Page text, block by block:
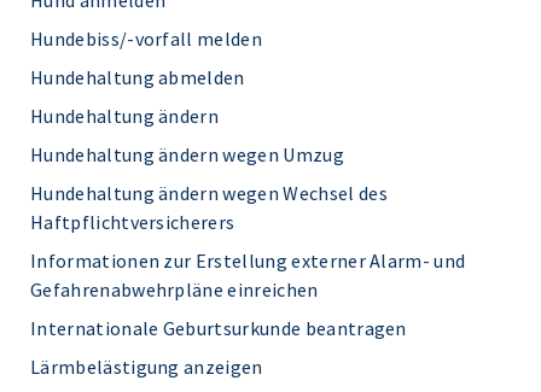
Hundebiss/-vorfall melden
Hundehaltung abmelden
Hundehaltung ändern
Hundehaltung ändern wegen Umzug
Hundehaltung ändern wegen Wechsel des
Haftpflichtversicherers
Informationen zur Erstellung externer Alarm- und
Gefahrenabwehrpläne einreichen
Internationale Geburtsurkunde beantragen
Lärmbelästigung anzeigen